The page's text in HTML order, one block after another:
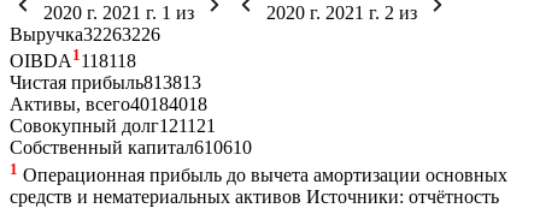
2020 г. 2021 г. 1 из 2020 г. 2021 г. 2 из
Выручка32263226
OIBDA 1 118118
Чистая прибыль813813
Активы, всего40184018
Совокупный долг121121
Собственный капитал610610
1 Операционная прибыль до вычета амортизации основных
средств и нематериальных активов Источники: отчётность